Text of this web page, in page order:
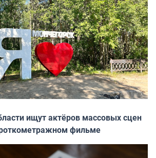
ищут актёров массовых сцен
фильме